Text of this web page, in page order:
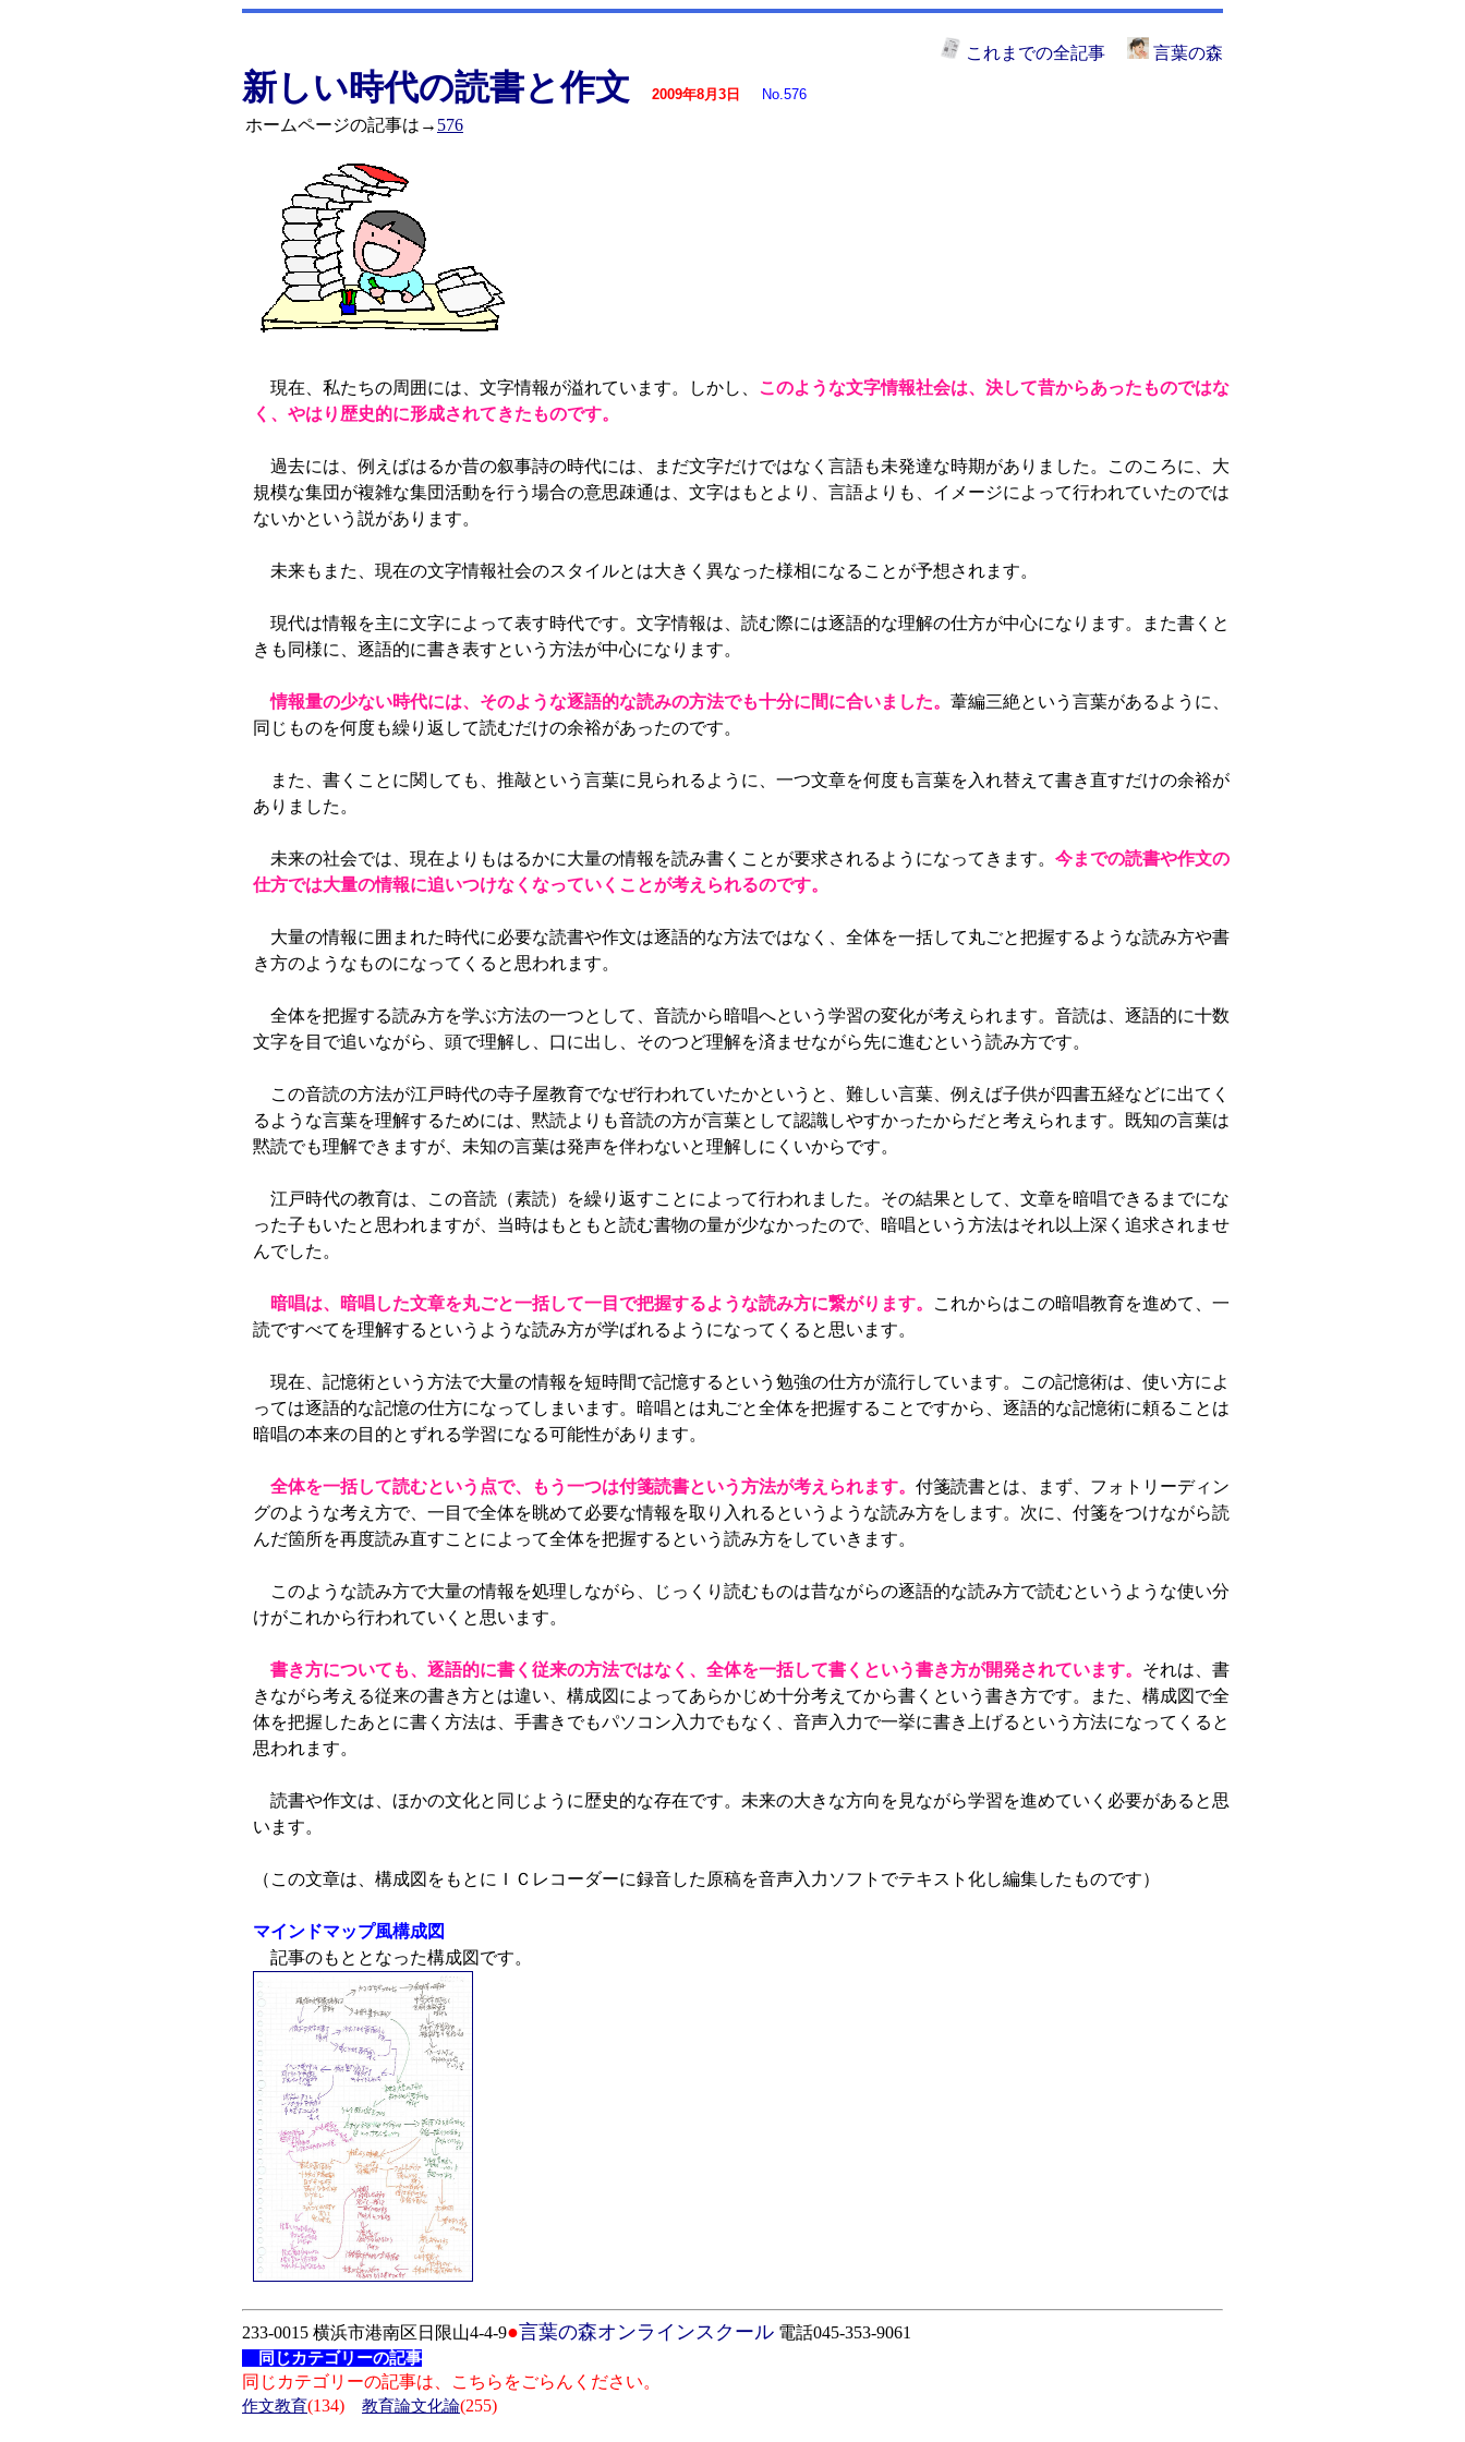
これまでの全記事 言葉の森
新しい時代の読書と作文 2009年8月3日 No.576
ホームページの記事は→ 576
現在、私たちの周囲には、文字情報が溢れています。しかし、
このような文字情報社会は、決して昔からあったものではな
く、やはり歴史的に形成されてきたものです。
過去には、例えばはるか昔の叙事詩の時代には、まだ文字だけではなく言語も未発達な時期がありました。このころに、大
規模な集団が複雑な集団活動を行う場合の意思疎通は、文字はもとより、言語よりも、イメージによって行われていたのでは
ないかという説があります。
未来もまた、現在の文字情報社会のスタイルとは大きく異なった様相になることが予想されます。
現代は情報を主に文字によって表す時代です。文字情報は、読む際には逐語的な理解の仕方が中心になります。また書くと
きも同様に、逐語的に書き表すという方法が中心になります。
情報量の少ない時代には、そのような逐語的な読みの方法でも十分に間に合いました。 葦編三絶という言葉があるように、
同じものを何度も繰り返して読むだけの余裕があったのです。
また、書くことに関しても、推敲という言葉に見られるように、一つ文章を何度も言葉を入れ替えて書き直すだけの余裕が
ありました。
未来の社会では、現在よりもはるかに大量の情報を読み書くことが要求されるようになってきます。 今までの読書や作文の
仕方では大量の情報に追いつけなくなっていくことが考えられるのです。
大量の情報に囲まれた時代に必要な読書や作文は逐語的な方法ではなく、全体を一括して丸ごと把握するような読み方や書
き方のようなものになってくると思われます。
全体を把握する読み方を学ぶ方法の一つとして、音読から暗唱へという学習の変化が考えられます。音読は、逐語的に十数
文字を目で追いながら、頭で理解し、口に出し、そのつど理解を済ませながら先に進むという読み方です。
この音読の方法が江戸時代の寺子屋教育でなぜ行われていたかというと、難しい言葉、例えば子供が四書五経などに出てく
るような言葉を理解するためには、黙読よりも音読の方が言葉として認識しやすかったからだと考えられます。既知の言葉は
黙読でも理解できますが、未知の言葉は発声を伴わないと理解しにくいからです。
江戸時代の教育は、この音読（素読）を繰り返すことによって行われました。その結果として、文章を暗唱できるまでにな
った子もいたと思われますが、当時はもともと読む書物の量が少なかったので、暗唱という方法はそれ以上深く追求されませ
んでした。
暗唱は、暗唱した文章を丸ごと一括して一目で把握するような読み方に繋がります。
これからはこの暗唱教育を進めて、一
読ですべてを理解するというような読み方が学ばれるようになってくると思います。
現在、記憶術という方法で大量の情報を短時間で記憶するという勉強の仕方が流行しています。この記憶術は、使い方によ
っては逐語的な記憶の仕方になってしまいます。暗唱とは丸ごと全体を把握することですから、逐語的な記憶術に頼ることは
暗唱の本来の目的とずれる学習になる可能性があります。
全体を一括して読むという点で、もう一つは付箋読書という方法が考えられます。 付箋読書とは、まず、フォトリーディン
グのような考え方で、一目で全体を眺めて必要な情報を取り入れるというような読み方をします。次に、付箋をつけながら読
んだ箇所を再度読み直すことによって全体を把握するという読み方をしていきます。
このような読み方で大量の情報を処理しながら、じっくり読むものは昔ながらの逐語的な読み方で読むというような使い分
けがこれから行われていくと思います。
書き方についても、逐語的に書く従来の方法ではなく、全体を一括して書くという書き方が開発されています。 それは、書
きながら考える従来の書き方とは違い、構成図によってあらかじめ十分考えてから書くという書き方です。また、構成図で全
体を把握したあとに書く方法は、手書きでもパソコン入力でもなく、音声入力で一挙に書き上げるという方法になってくると
思われます。
読書や作文は、ほかの文化と同じように歴史的な存在です。未来の大きな方向を見ながら学習を進めていく必要があると思
います。
（この文章は、構成図をもとにＩＣレコーダーに録音した原稿を音声入力ソフトでテキスト化し編集したものです）
マインドマップ風構成図
記事のもととなった構成図です。
233-0015 横浜市港南区日限山4-4-9●言葉の森オンラインスクール 電話045-353-9061
同じカテゴリーの記事
同じカテゴリーの記事は、こちらをごらんください。
作文教育(134) 教育論文化論(255)